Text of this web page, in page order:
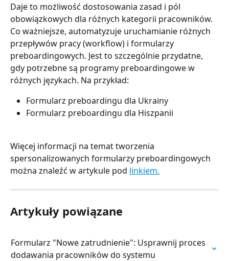
Daje to możliwość dostosowania zasad i pól
obowiązkowych dla różnych kategorii pracowników.
Co ważniejsze, automatyzuje uruchamianie różnych
przepływów pracy (workflow) i formularzy
preboardingowych. Jest to szczególnie przydatne,
gdy potrzebne są programy preboardingowe w
różnych językach. Na przykład:
Formularz preboardingu dla Ukrainy
Formularz preboardingu dla Hiszpanii
Więcej informacji na temat tworzenia
spersonalizowanych formularzy preboardingowych
można znaleźć w artykule pod linkiem.
Artykuły powiązane
Formularz "Nowe zatrudnienie": Usprawnij proces
dodawania pracowników do systemu